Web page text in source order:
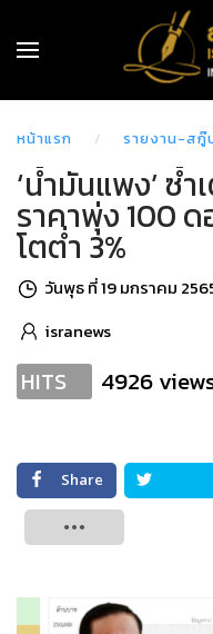
หน้าแรก รายงาน-สกู๊
‘น้ำมันแพง’ ซ้
ราคาพุ่ง 100
โตต่ำ 3%
วันพุธ ที่ 19 มกราคม
isranews
HITS 4926
Share